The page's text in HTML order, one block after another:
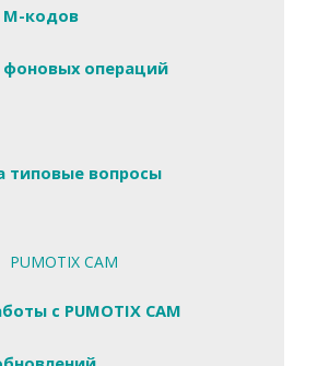
M-кодов
фоновых операций
типовые вопросы
PUMOTIX CAM
с PUMOTIX CAM